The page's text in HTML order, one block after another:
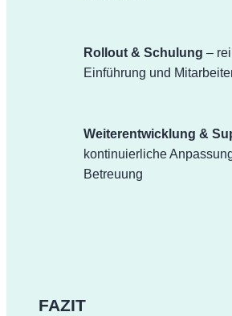
Rollout & Schulung –
Einführung und
Weiterentwicklung &
kontinuierliche
Betreuung
FAZIT